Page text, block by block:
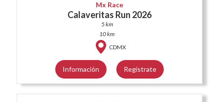
Mx Race
Calaveritas Run 2026
5 km
10 km
CDMX
Información Regístrate